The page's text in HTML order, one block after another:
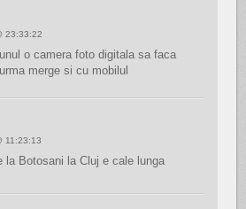
23:33:22
o camera foto digitala sa faca
merge si cu mobilul
11:23:13
Botosani la Cluj e cale lunga